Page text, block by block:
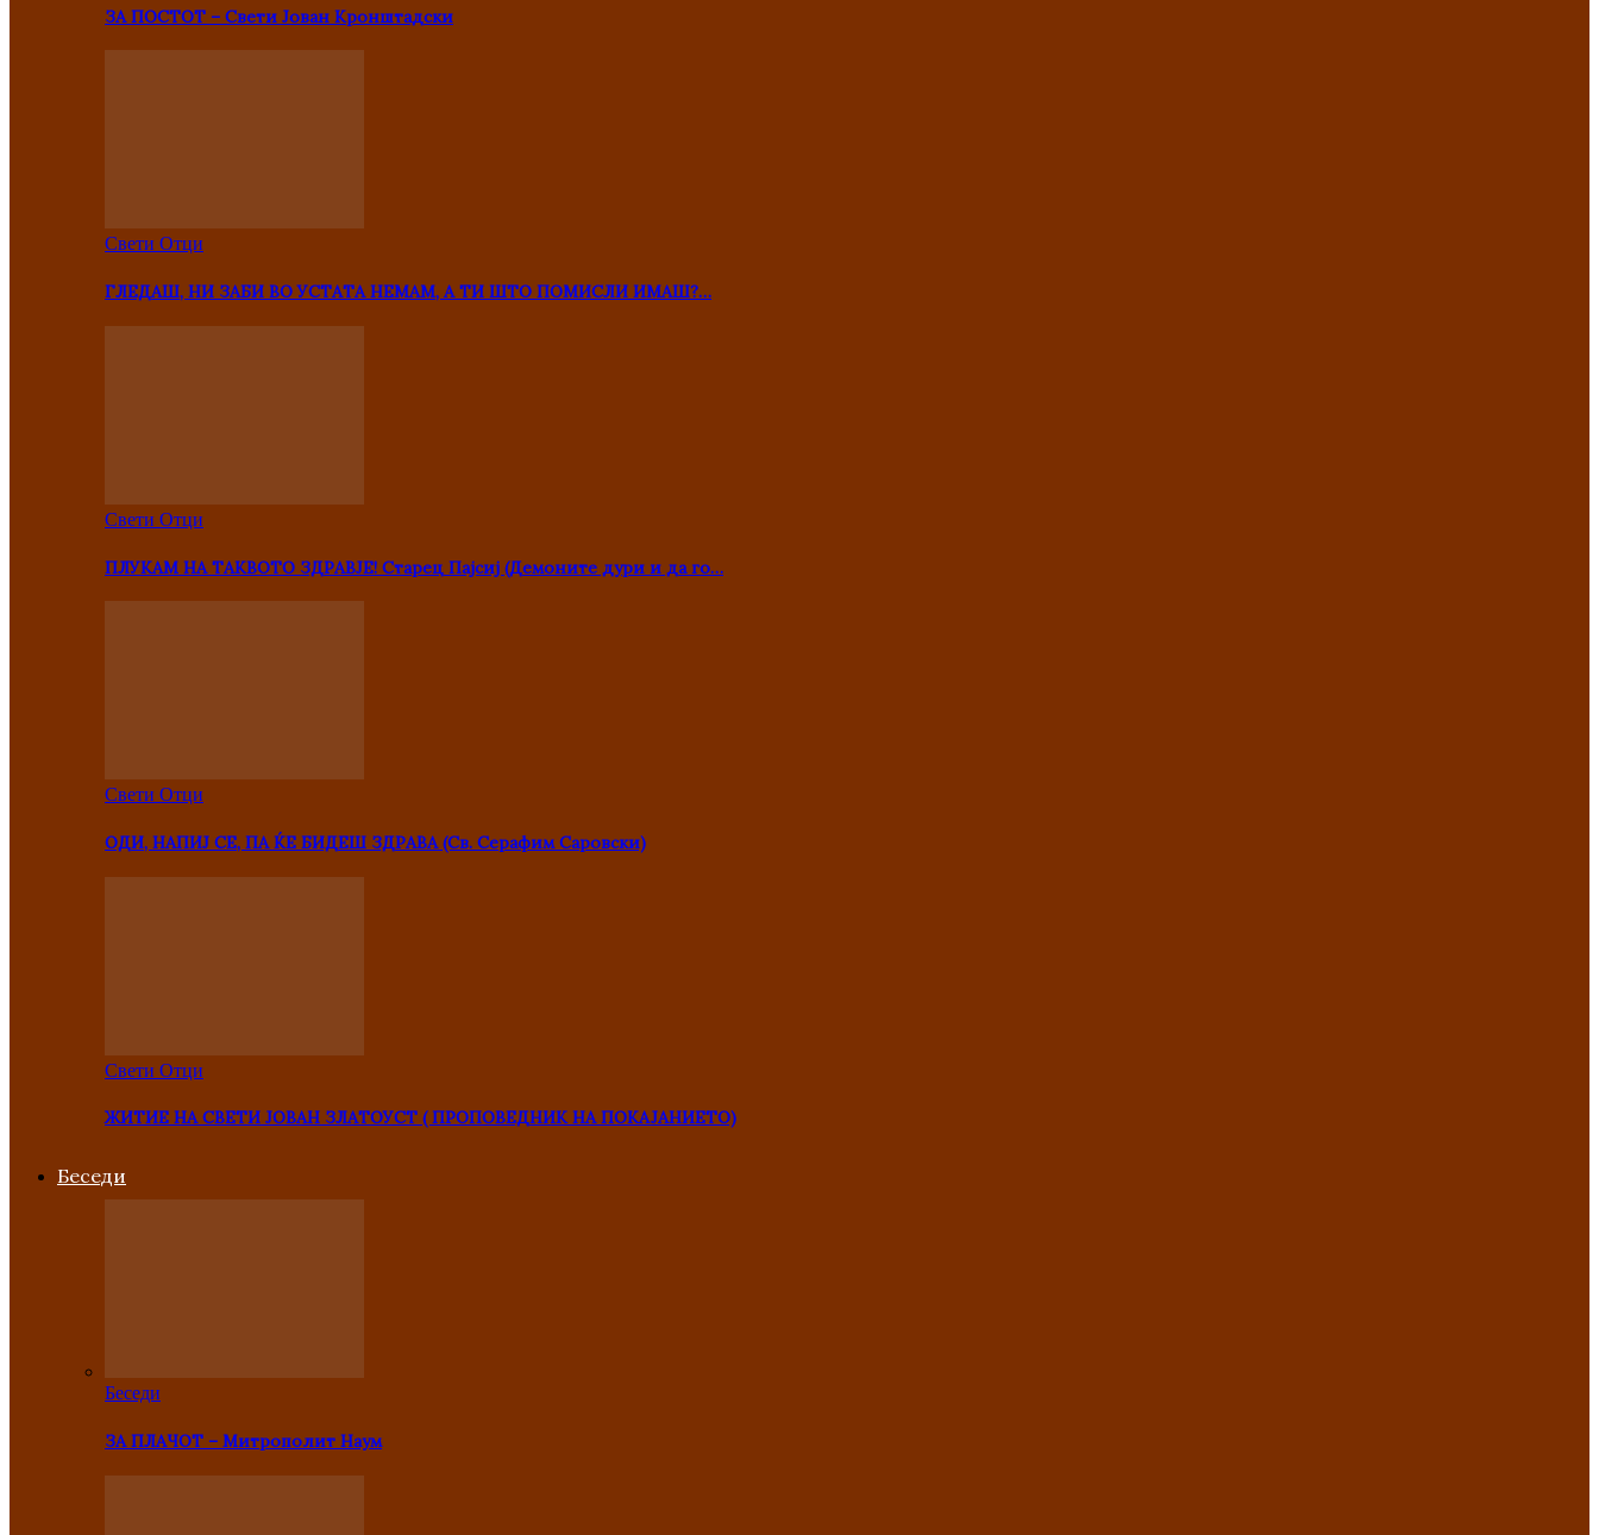
ЗА ПОСТОТ – Свети Јован Кронштадски
Свети Отци
ГЛЕДАШ, НИ ЗАБИ ВО УСТАТА НЕМАМ, А ТИ ШТО ПОМИСЛИ ИМАШ?…
Свети Отци
ПЛУКАМ НА ТАКВОТО ЗДРАВЈЕ! Старец Пајсиј (Демоните дури и да го…
Свети Отци
ОДИ, НАПИЈ СЕ, ПА ЌЕ БИДЕШ ЗДРАВА (Св. Серафим Саровски)
Свети Отци
ЖИТИЕ НА СВЕТИ ЈОВАН ЗЛАТОУСТ ( ПРОПОВЕДНИК НА ПОКАЈАНИЕТО)
Беседи
Беседи
ЗА ПЛАЧОТ – Митрополит Наум